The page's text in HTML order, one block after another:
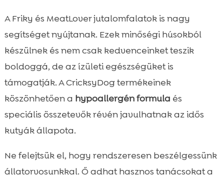
A Friky és MeatLover jutalomfalatok is nagy
segítséget nyújtanak. Ezek minőségi húsokból
készülnek és nem csak kedvenceinket teszik
boldoggá, de az ízületi egészségüket is
támogatják. A CricksyDog termékeinek
köszönhetően a hypoallergén formula és
speciális összetevők révén javulhatnak az idős
kutyák állapota.
Ne felejtsük el, hogy rendszeresen beszélgessünk
állatorvosunkkal. Ő adhat hasznos tanácsokat a